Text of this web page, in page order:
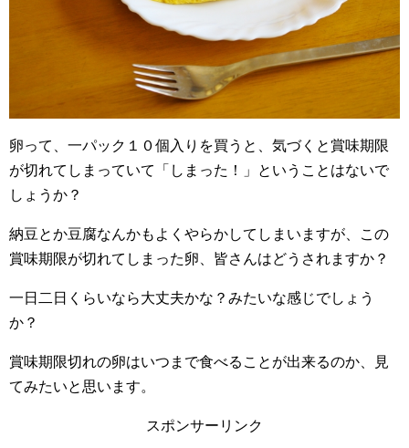
卵って、一パック１０個入りを買うと、気づくと賞味期限
が切れてしまっていて「しまった！」ということはないで
しょうか？
納豆とか豆腐なんかもよくやらかしてしまいますが、この
賞味期限が切れてしまった卵、皆さんはどうされますか？
一日二日くらいなら大丈夫かな？みたいな感じでしょう
か？
賞味期限切れの卵はいつまで食べることが出来るのか、見
てみたいと思います。
スポンサーリンク